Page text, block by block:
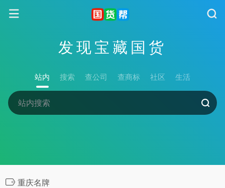
发现宝藏国货
站内 搜索 查公司 查商标 社区 生活
重庆名牌